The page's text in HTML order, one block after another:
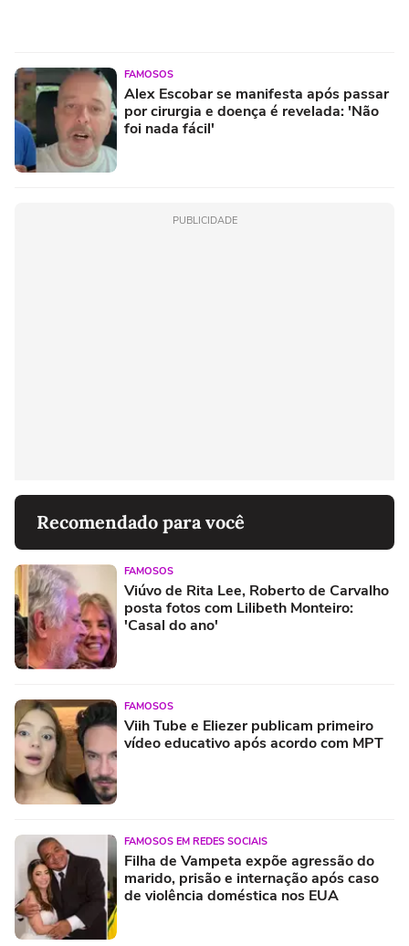
FAMOSOS
Alex Escobar se manifesta após passar
por cirurgia e doença é revelada: 'Não
foi nada fácil'
PUBLICIDADE
Recomendado para você
FAMOSOS
Viúvo de Rita Lee, Roberto de Carvalho
posta fotos com Lilibeth Monteiro:
'Casal do ano'
FAMOSOS
Viih Tube e Eliezer publicam primeiro
vídeo educativo após acordo com MPT
FAMOSOS EM REDES SOCIAIS
Filha de Vampeta expõe agressão do
marido, prisão e internação após caso
de violência doméstica nos EUA